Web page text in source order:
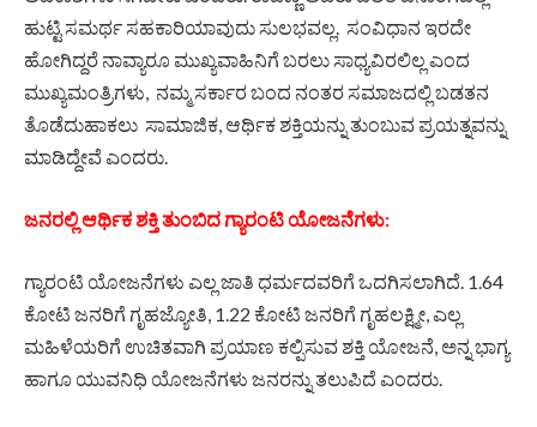
ಹುಟ್ಟಿ ಸಮರ್ಥ ಸಹಕಾರಿಯಾವುದು ಸುಲಭವಲ್ಲ. ಸಂವಿಧಾನ ಇರದೇ
ಹೋಗಿದ್ದರೆ ನಾವ್ಯಾರೂ ಮುಖ್ಯವಾಹಿನಿಗೆ ಬರಲು ಸಾಧ್ಯವಿರಲಿಲ್ಲ ಎಂದ
ಮುಖ್ಯಮಂತ್ರಿಗಳು, ನಮ್ಮ ಸರ್ಕಾರ ಬಂದ ನಂತರ ಸಮಾಜದಲ್ಲಿ ಬಡತನ
ತೊಡೆದುಹಾಕಲು ಸಾಮಾಜಿಕ, ಆರ್ಥಿಕ ಶಕ್ತಿಯನ್ನು ತುಂಬುವ ಪ್ರಯತ್ನವನ್ನು
ಮಾಡಿದ್ದೇವೆ ಎಂದರು.
ಜನರಲ್ಲಿ ಆರ್ಥಿಕ ಶಕ್ತಿ ತುಂಬಿದ ಗ್ಯಾರಂಟಿ ಯೋಜನೆಗಳು:
ಗ್ಯಾರಂಟಿ ಯೋಜನೆಗಳು ಎಲ್ಲ ಜಾತಿ ಧರ್ಮದವರಿಗೆ ಒದಗಿಸಲಾಗಿದೆ. 1.64
ಕೋಟಿ ಜನರಿಗೆ ಗೃಹಜ್ಯೋತಿ, 1.22 ಕೋಟಿ ಜನರಿಗೆ ಗೃಹಲಕ್ಷ್ಮೀ, ಎಲ್ಲ
ಮಹಿಳೆಯರಿಗೆ ಉಚಿತವಾಗಿ ಪ್ರಯಾಣ ಕಲ್ಪಿಸುವ ಶಕ್ತಿ ಯೋಜನೆ, ಅನ್ನ ಭಾಗ್ಯ
ಹಾಗೂ ಯುವನಿಧಿ ಯೋಜನೆಗಳು ಜನರನ್ನು ತಲುಪಿದೆ ಎಂದರು.